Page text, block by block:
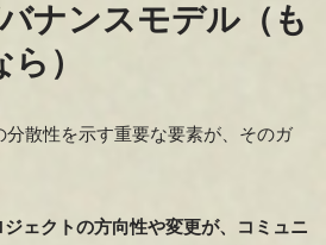
ナンスモデル（も
）
散性を示す重要な要素が、そのガ
ェクトの方向性や変更が、コミュニ